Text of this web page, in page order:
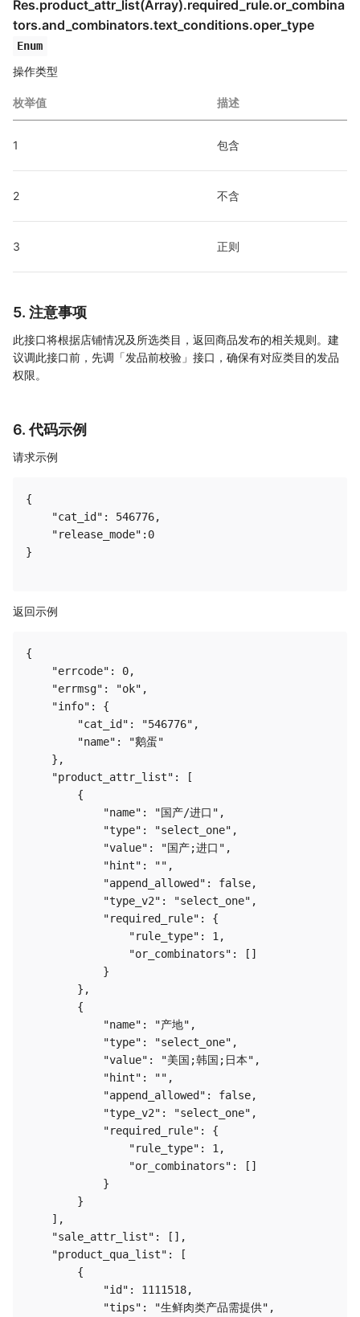
Res.product_attr_list(Array).required_rule.or_combina
tors.and_combinators.text_conditions.oper_type
Enum
操作类型
枚举值 描述
1 包含
2 不含
3 正则
5. 注意事项
此接口将根据店铺情况及所选类目，返回商品发布的相关规则。建
议调此接口前，先调「发品前校验」接口，确保有对应类目的发品
权限。
6. 代码示例
请求示例
{
    "cat_id": 546776,
    "release_mode":0
}
返回示例
{
    "errcode": 0,
    "errmsg": "ok",
    "info": {
        "cat_id": "546776",
        "name": "鹅蛋"
    },
    "product_attr_list": [
        {
            "name": "国产/进口",
            "type": "select_one",
            "value": "国产;进口",
            "hint": "",
            "append_allowed": false,
            "type_v2": "select_one",
            "required_rule": {
                "rule_type": 1,
                "or_combinators": []
            }
        },
        {
            "name": "产地",
            "type": "select_one",
            "value": "美国;韩国;日本",
            "hint": "",
            "append_allowed": false,
            "type_v2": "select_one",
            "required_rule": {
                "rule_type": 1,
                "or_combinators": []
            }
        }
    ],
    "sale_attr_list": [],
    "product_qua_list": [
        {
            "id": 1111518,
            "tips": "生鲜肉类产品需提供",